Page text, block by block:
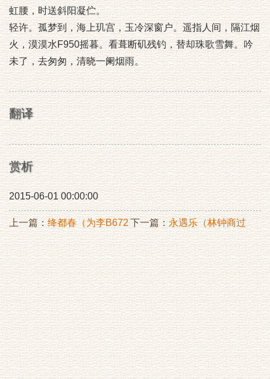
虹腰，时送斜阳凝伫。
轻许。孤梦到，海上玑宫，玉冷深窗户。遥指人间，隔江烟
火，漠漠水F950摇暮。看葺断矶残钓，替却珠歌雪舞。吟
未了，去匆匆，清晓一阑烟雨。
翻译
赏析
2015-06-01 00:00:00
上一篇：绛都春（为李B672
房量珠贺）
下一篇：永遇乐（林钟商过
李氏晚妆阁，见壁间旧所题
词，遂再赋）